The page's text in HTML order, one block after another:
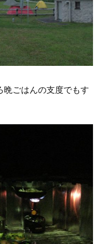
晩ごはんの支度でもす